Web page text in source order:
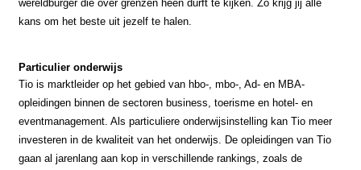
wereldburger die over grenzen heen durft te kijken. Zo krijg jij alle
kans om het beste uit jezelf te halen.
Particulier onderwijs
Tio is marktleider op het gebied van hbo-, mbo-, Ad- en MBA-
opleidingen binnen de sectoren business, toerisme en hotel- en
eventmanagement. Als particuliere onderwijsinstelling kan Tio meer
investeren in de kwaliteit van het onderwijs. De opleidingen van Tio
gaan al jarenlang aan kop in verschillende rankings, zoals de